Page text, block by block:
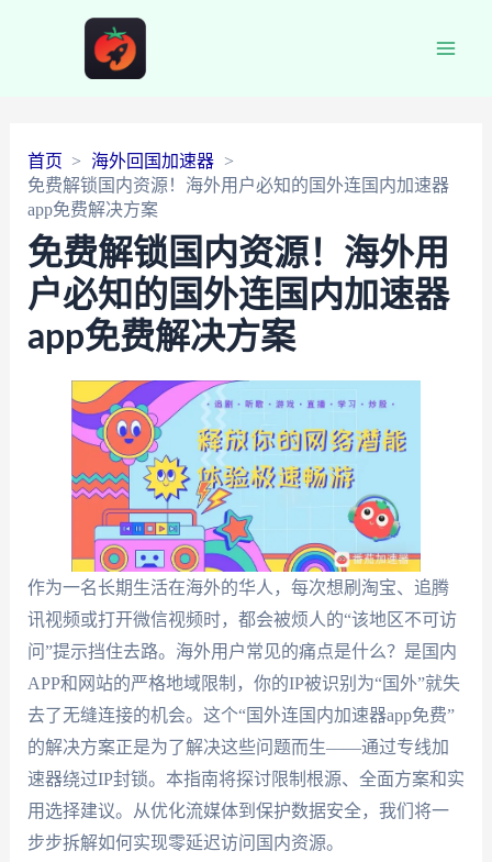
首页
海外回国加速器
免费解锁国内资源！海外用户必知的国外连国内加速器
app免费解决方案
免费解锁国内资源！海外用
户必知的国外连国内加速器
app免费解决方案
作为一名长期生活在海外的华人，每次想刷淘宝、追腾
讯视频或打开微信视频时，都会被烦人的“该地区不可访
问”提示挡住去路。海外用户常见的痛点是什么？是国内
APP和网站的严格地域限制，你的IP被识别为“国外”就失
去了无缝连接的机会。这个“国外连国内加速器app免费”
的解决方案正是为了解决这些问题而生——通过专线加
速器绕过IP封锁。本指南将探讨限制根源、全面方案和实
用选择建议。从优化流媒体到保护数据安全，我们将一
步步拆解如何实现零延迟访问国内资源。